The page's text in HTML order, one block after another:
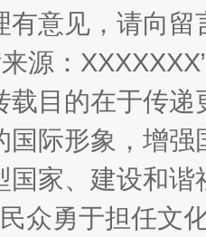
有意见，请向
来源：
载目的在于传
国际形象，增
国家、建设和
众勇于担任文